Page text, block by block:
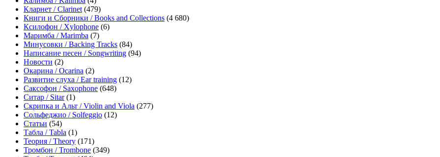
Кларнет / Clarinet (479)
Книги и Сборники / Books and Collections (4 680)
Ксилофон / Xylophone (6)
Маримба / Marimba (7)
Минусовки / Backing Tracks (84)
Написание песен / Songwriting (94)
Новости (2)
Окарина / Ocarina (2)
Развитие слуха / Ear training (12)
Саксофон / Saxophone (648)
Ситар / Sitar(1)
Скрипка и Альт / Violin and Viola (277)
Сольфеджио / Solfeggio (12)
Статьи (54)
Табла / Tabla (1)
Теория / Theory (171)
Тромбон / Trombone (349)